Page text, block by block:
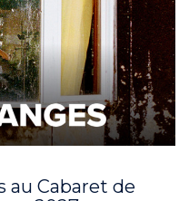
au Cabaret de